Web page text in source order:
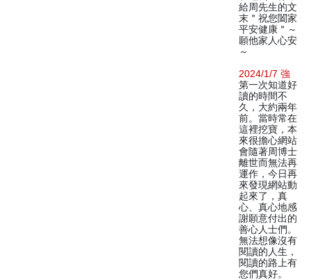
給周先生的文
末＂祝您闔家
平安健康＂～
願他家人心安
～
2024/1/7 強
第一次知道好
讀的時間不
久，大約兩年
前。當時常在
這裡挖寶，本
來很擔心網站
會隨著周博士
離世而無法再
運作，今日再
來發現網站動
起來了，真
心、真心地感
謝願意付出的
善心人士們。
無法想像沒有
閱讀的人生，
閱讀的路上有
您們真好。